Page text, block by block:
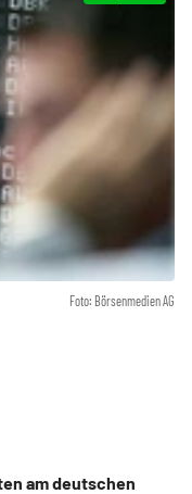
Foto: Börsenmedien AG
am deutschen